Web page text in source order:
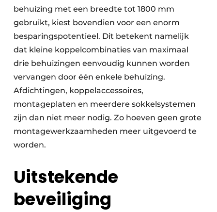
behuizing met een breedte tot 1800 mm
gebruikt, kiest bovendien voor een enorm
besparingspotentieel. Dit betekent namelijk
dat kleine koppelcombinaties van maximaal
drie behuizingen eenvoudig kunnen worden
vervangen door één enkele behuizing.
Afdichtingen, koppelaccessoires,
montageplaten en meerdere sokkelsystemen
zijn dan niet meer nodig. Zo hoeven geen grote
montagewerkzaamheden meer uitgevoerd te
worden.
Uitstekende
beveiliging